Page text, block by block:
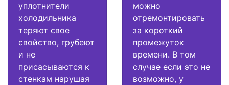
уплотнители
холодильника
теряют свое
свойство, грубеют
и не
присасываются к
стенкам нарушая
можно
отремонтировать
за короткий
промежуток
времени. В том
случае если это не
возможно, у